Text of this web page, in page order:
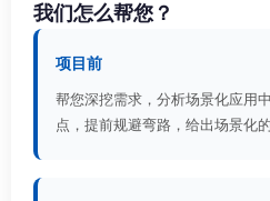
我们怎么帮您？
项目前
帮您深挖需求，分析场景化应用
点，提前规避弯路，给出场景化